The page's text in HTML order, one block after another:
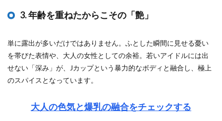
3. 年齢を重ねたからこその「艶」
単に露出が多いだけではありません。ふとした瞬間に見せる憂い
を帯びた表情や、大人の女性としての余裕。若いアイドルには出
せない「深み」が、Jカップという暴力的なボディと融合し、極上
のスパイスとなっています。
大人の色気と爆乳の融合をチェックする